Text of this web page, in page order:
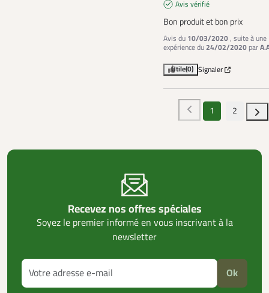
Avis vérifié
Bon produit et bon prix
Avis du 10/03/2020, suite à une
expérience du24/02/2020 par
Utile(0) Signaler
1 2
Recevez nos offres spéciales
Soyez le premier informé en vous inscrivant à la
newsletter
Ok